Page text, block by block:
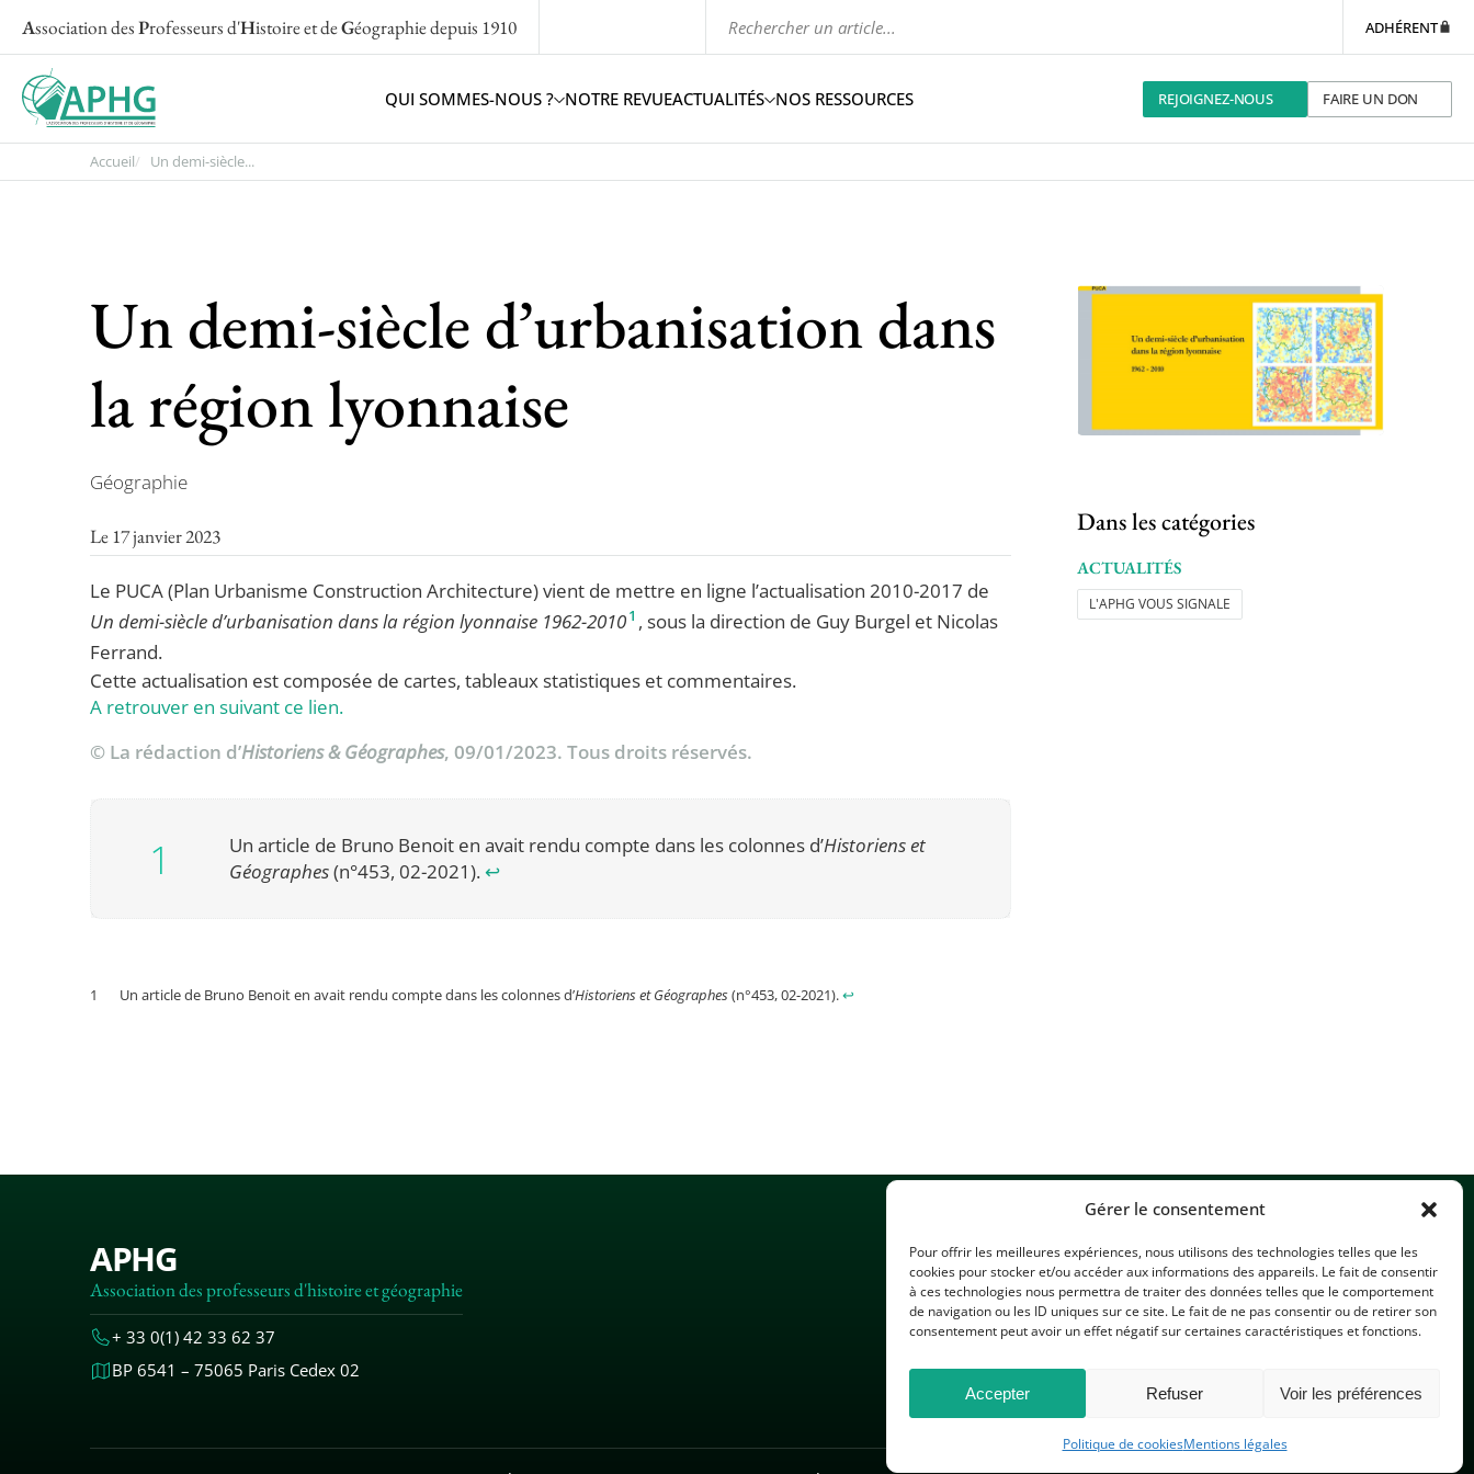
Gérer le consentement
Pour offrir les meilleures expériences, nous utilisons des technologies telles que les
cookies pour stocker et/ou accéder aux informations des appareils. Le fait de consentir
à ces technologies nous permettra de traiter des données telles que le comportement
de navigation ou les ID uniques sur ce site. Le fait de ne pas consentir ou de retirer son
consentement peut avoir un effet négatif sur certaines caractéristiques et fonctions.
Accepter Refuser Voir les préférences
Politique de cookiesMentions légales
Association desProfesseurs d'Histoire et deGéographiedepuis 1910 ADHÉRENT
QUI SOMMES-NOUS ? NOTRE REVUEACTUALITÉS NOS RESSOURCES REJOIGNEZ-NOUS FAIRE UN DON
Accueil Un demi-siècle...
Un demi-siècle d’urbanisation dans
la région lyonnaise
Géographie
Le 17 janvier 2023
Le PUCA (Plan Urbanisme Construction Architecture) vient de mettre en ligne l’actualisation 2010-2017 de
Un demi-siècle d’urbanisation dans la région lyonnaise 1962-20101 , sous la direction de Guy Burgel et Nicolas
Ferrand.
Cette actualisation est composée de cartes, tableaux statistiques et commentaires.
A retrouver en suivant ce lien.
© La rédaction d’Historiens & Géographes, 09/01/2023. Tous droits réservés.
Un article de Bruno Benoit en avait rendu compte dans les colonnes d’Historiens et
Géographes(n°453, 02-2021).↩︎
Un article de Bruno Benoit en avait rendu compte dans les colonnes d’Historiens et Géographes(n°453, 02-2021).↩︎
Dans les catégories
ACTUALITÉS
L'APHG VOUS SIGNALE
APHG
Association des professeurs d'histoire et géographie
+ 33 0(1) 42 33 62 37
BP 6541 – 75065 Paris Cedex 02
CONTACTEZ-NOUS